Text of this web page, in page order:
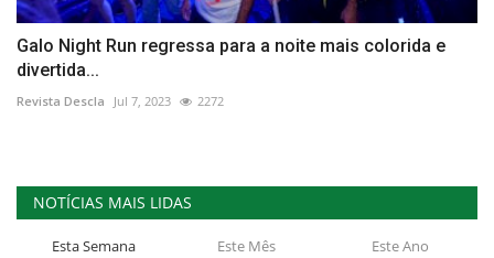
Galo Night Run regressa para a noite mais colorida e
divertida...
Revista Descla Jul 7, 2023 2272
NOTÍCIAS MAIS LIDAS
Esta Semana Este Mês Este Ano